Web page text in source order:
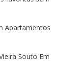
Apartamentos
Souto Em